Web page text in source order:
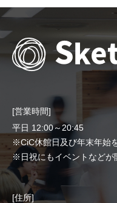
[営業時間]
平日 12:00～20:45
※CiC休館日及び年末年始
※日祝にもイベントなど
[住所]